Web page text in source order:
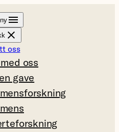
oss
oss
gave